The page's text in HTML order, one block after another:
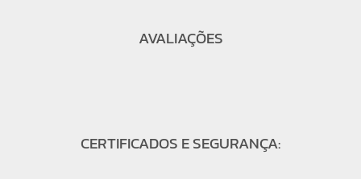
AVALIAÇÕES
CERTIFICADOS E SEGURANÇA: